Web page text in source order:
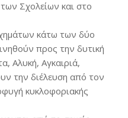
Σχολείων και στο
κάτω των δύο
προς την δυτική
Αλυκή, Αγκαιριά,
την διέλευση από τον
κυκλοφοριακής